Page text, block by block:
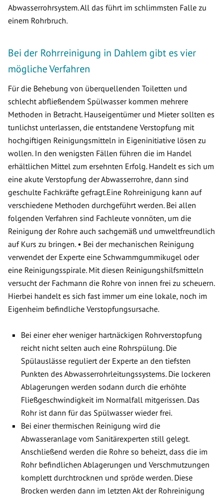
Abwasserrohrsystem. All das führt im schlimmsten Falle zu
einem Rohrbruch.
Bei der Rohrreinigung in Dahlem gibt es vier
mögliche Verfahren
Für die Behebung von überquellenden Toiletten und
schlecht abfließendem Spülwasser kommen mehrere
Methoden in Betracht. Hauseigentümer und Mieter sollten es
tunlichst unterlassen, die entstandene Verstopfung mit
hochgiftigen Reinigungsmitteln in Eigeninitiative lösen zu
wollen. In den wenigsten Fällen führen die im Handel
erhältlichen Mittel zum ersehnten Erfolg. Handelt es sich um
eine akute Verstopfung der Abwasserrohre, dann sind
geschulte Fachkräfte gefragt.Eine Rohreinigung kann auf
verschiedene Methoden durchgeführt werden. Bei allen
folgenden Verfahren sind Fachleute vonnöten, um die
Reinigung der Rohre auch sachgemäß und umweltfreundlich
auf Kurs zu bringen. • Bei der mechanischen Reinigung
verwendet der Experte eine Schwammgummikugel oder
eine Reinigungsspirale. Mit diesen Reinigungshilfsmitteln
versucht der Fachmann die Rohre von innen frei zu scheuern.
Hierbei handelt es sich fast immer um eine lokale, noch im
Eigenheim befindliche Verstopfungsursache.
Bei einer eher weniger hartnäckigen Rohrverstopfung
reicht nicht selten auch eine Rohrspülung. Die
Spülauslässe reguliert der Experte an den tiefsten
Punkten des Abwasserrohrleitungssystems. Die lockeren
Ablagerungen werden sodann durch die erhöhte
Fließgeschwindigkeit im Normalfall mitgerissen. Das
Rohr ist dann für das Spülwasser wieder frei.
Bei einer thermischen Reinigung wird die
Abwasseranlage vom Sanitärexperten still gelegt.
Anschließend werden die Rohre so beheizt, dass die im
Rohr befindlichen Ablagerungen und Verschmutzungen
komplett durchtrocknen und spröde werden. Diese
Brocken werden dann im letzten Akt der Rohreinigung